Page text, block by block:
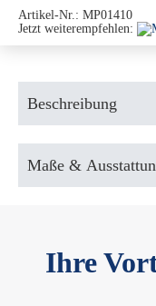
Artikel-Nr.: MP01410
Jetzt weiterempfehlen:
Beschreibung
Maße &
Ihre